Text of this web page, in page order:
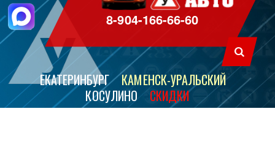
8-904-166-66-60
ЕКАТЕРИНБУРГ
КАМЕНСК-УРАЛЬСКИЙ
КОСУЛИНО
СКИДКИ